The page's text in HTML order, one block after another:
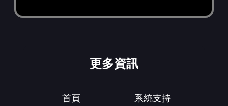
更多資訊
首頁 系統支持